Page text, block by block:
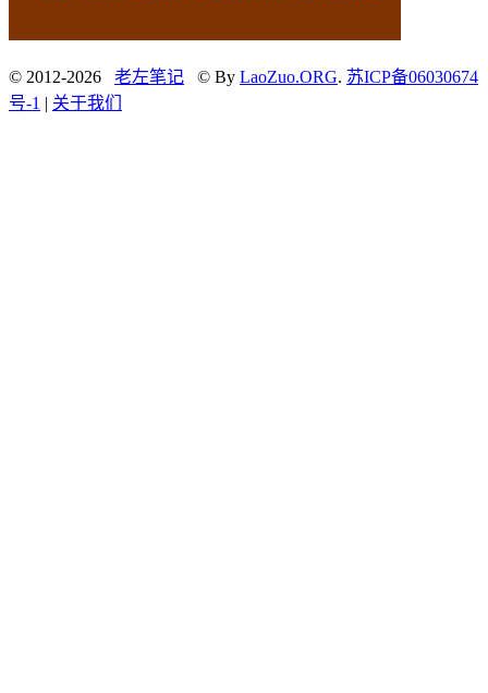
© 2012-2026 老左笔记 © By LaoZuo.ORG. 苏ICP备06030674
号-1 | 关于我们